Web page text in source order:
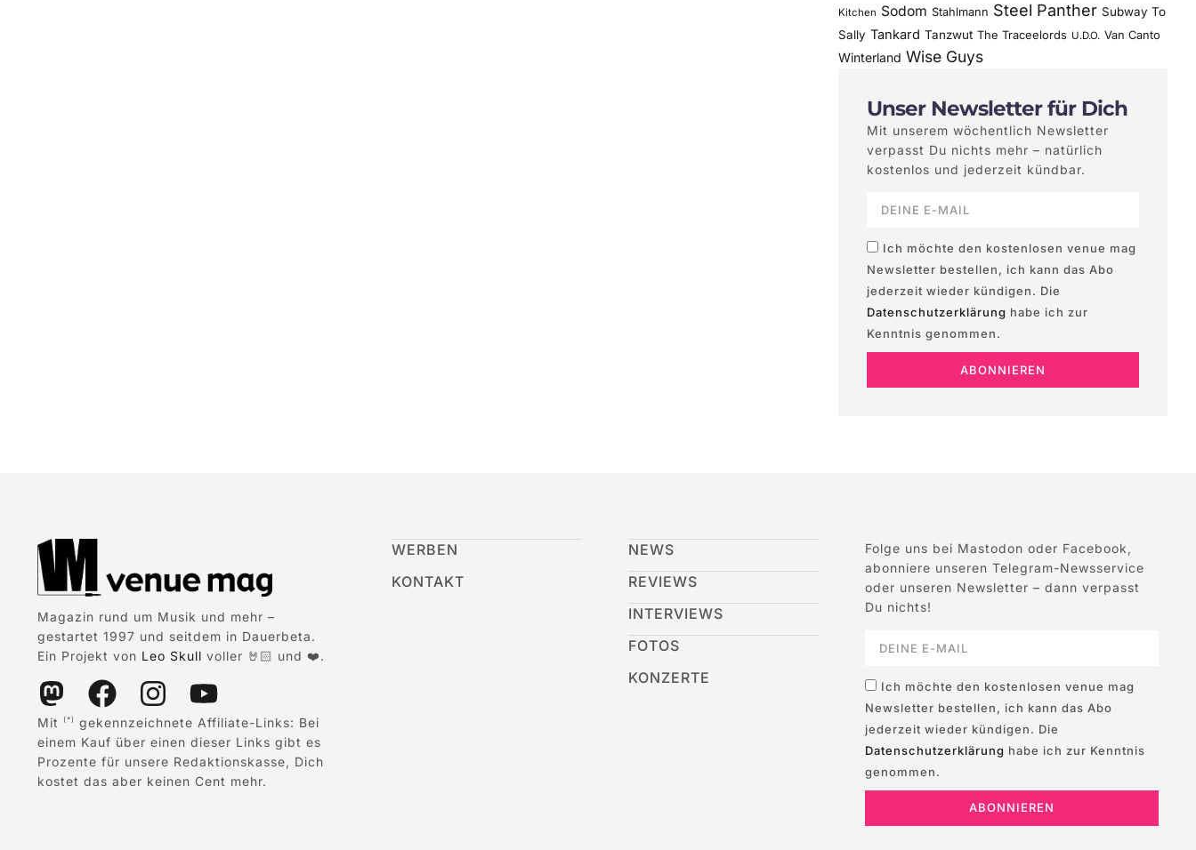
Kitchen Sodom Stahlmann Steel Panther Subway To
Sally Tankard Tanzwut The Traceelords U.D.O. Van Canto
Winterland Wise Guys
Unser Newsletter für Dich
Mit unserem wöchentlich Newsletter
verpasst Du nichts mehr – natürlich
kostenlos und jederzeit kündbar.
Ich möchte den kostenlosen venue mag
Newsletter bestellen, ich kann das Abo
jederzeit wieder kündigen. Die
Datenschutzerklärung habe ich zur
Kenntnis genommen.
ABONNIEREN
Magazin rund um Musik und mehr –
gestartet 1997 und seitdem in Dauerbeta.
Ein Projekt von Leo Skull voller 🤘🏻 und ❤️.
Mit (*)
gekennzeichnete Affiliate-Links: Bei
einem Kauf über einen dieser Links gibt es
Prozente für unsere Redaktionskasse, Dich
kostet das aber keinen Cent mehr.
WERBEN
KONTAKT
NEWS
REVIEWS
INTERVIEWS
FOTOS
KONZERTE
Folge uns bei Mastodon oder Facebook,
abonniere unseren Telegram-Newsservice
oder unseren Newsletter – dann verpasst
Du nichts!
Ich möchte den kostenlosen venue mag
Newsletter bestellen, ich kann das Abo
jederzeit wieder kündigen. Die
Datenschutzerklärung habe ich zur Kenntnis
genommen.
ABONNIEREN